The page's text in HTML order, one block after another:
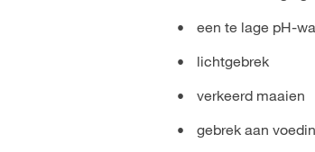
een te lage pH-
lichtgebrek
verkeerd maaien
gebrek aan